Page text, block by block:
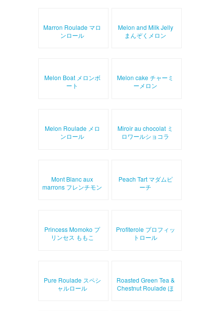
Marron Roulade マロ
ンロール
Melon and Milk Jelly
まんぞくメロン
Melon Boat メロンボ
ート
Melon cake チャーミ
ーメロン
Melon Roulade メロ
ンロール
Miroir au chocolat ミ
ロワールショコラ
Mont Blanc aux
marrons フレンチモン
Peach Tart マダムピ
ーチ
Princess Momoko プ
リンセス ももこ
Profiterole プロフィッ
トロール
Pure Roulade スペシ
ャルロール
Roasted Green Tea &
Chestnut Roulade ほ